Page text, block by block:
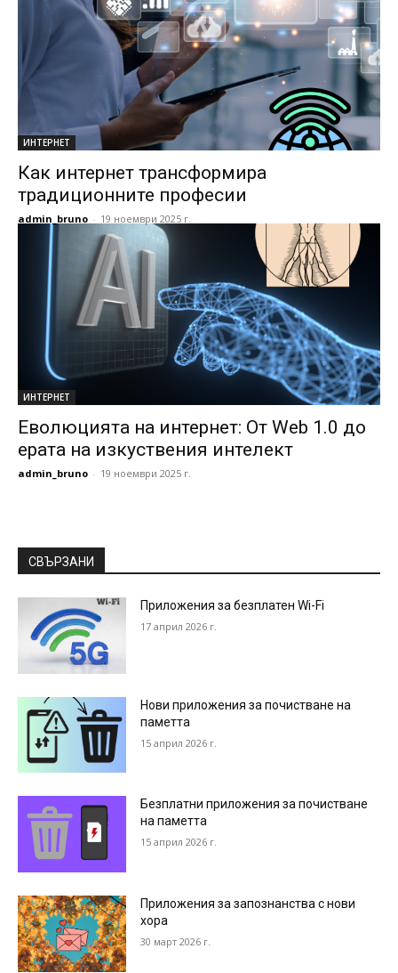
ИНТЕРНЕТ
Как интернет трансформира
традиционните професии
admin_bruno - 19 ноември 2025 г.
ИНТЕРНЕТ
Еволюцията на интернет: От Web 1.0 до
ерата на изкуствения интелект
admin_bruno - 19 ноември 2025 г.
СВЪРЗАНИ
Приложения за безплатен Wi-Fi
17 април 2026 г.
Нови приложения за почистване на
паметта
15 април 2026 г.
Безплатни приложения за почистване
на паметта
15 април 2026 г.
Приложения за запознанства с нови
хора
30 март 2026 г.